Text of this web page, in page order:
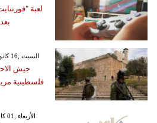
لعبة
بعد
GMT 07:18 2023 السبت ,16 كانون الأول / ديسمبر
جيش
فلسطينية
GMT 09:23 2020 الأربعاء ,01 كانون الثاني / يناير